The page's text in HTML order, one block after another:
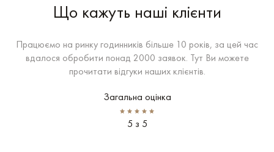
Що кажуть наші клієнти
Працюємо на ринку годинників більше 10 років, за цей час
вдалося обробити понад 2000 заявок. Тут Ви можете
прочитати відгуки наших клієнтів.
Загальна оцінка
5 з 5